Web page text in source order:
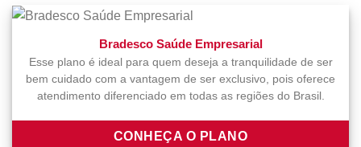
Bradesco Saúde Empresarial
Esse plano é ideal para quem deseja a tranquilidade de ser
bem cuidado com a vantagem de ser exclusivo, pois oferece
atendimento diferenciado em todas as regiões do Brasil.
CONHEÇA O PLANO